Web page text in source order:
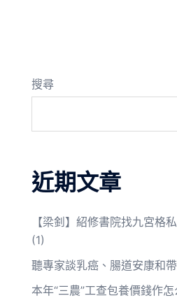
搜尋
近期文章
【梁釗】紹修書院找九宮
(1)
聽專家談乳癌、腸道安康和
本年“三農”工查包養價錢作